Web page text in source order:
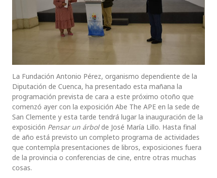
La Fundación Antonio Pérez, organismo dependiente de la
Diputación de Cuenca, ha presentado esta mañana la
programación prevista de cara a este próximo otoño que
comenzó ayer con la exposición Abe The APE en la sede de
San Clemente y esta tarde tendrá lugar la inauguración de la
exposición Pensar un árbolde José María Lillo. Hasta final
de año está previsto un completo programa de actividades
que contempla presentaciones de libros, exposiciones fuera
de la provincia o conferencias de cine, entre otras muchas
cosas.